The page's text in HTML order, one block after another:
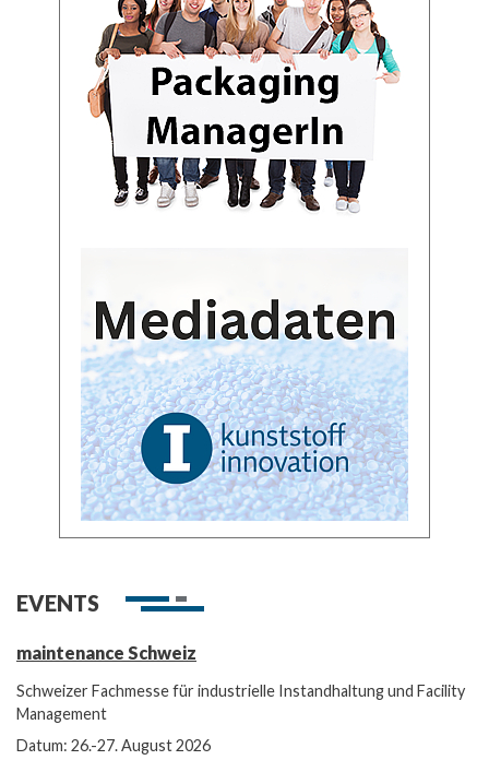
EVENTS
maintenance Schweiz
Schweizer Fachmesse für industrielle Instandhaltung und Facility
Management
Datum: 26.-27. August 2026